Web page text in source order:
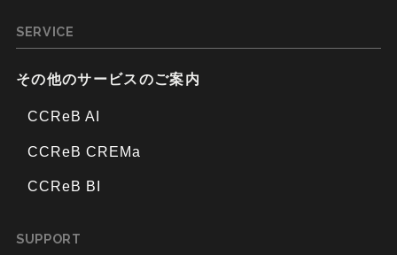
SERVICE
その他のサービスのご案内
CCReB AI
CCReB CREMa
CCReB BI
SUPPORT